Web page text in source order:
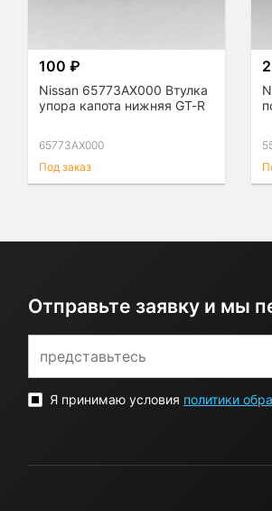
100 ₽
Nissan 65773AX000 Втулка
упора капота нижняя GT-R
65773AX000
Под заказ
Отправьте заявку и мы
Я принимаю условия политики